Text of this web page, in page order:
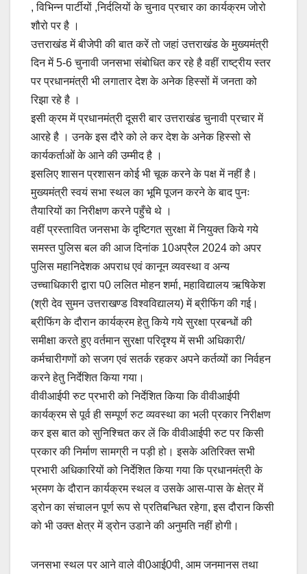
, विभिन्न पार्टीयों ,निर्दलियों के चुनाव प्रचार का कार्यक्रम जोरो
शौरो पर है ।
उत्तराखंड में बीजेपी की बात करें तो जहां उत्तराखंड के मुख्यमंत्री
दिन में 5-6 चुनावी जनसभा संबोधित कर रहे है वहीं राष्ट्रीय स्तर
पर प्रधानमंत्री भी लगातार देश के अनेक हिस्सों में जनता को
रिझा रहे है ।
इसी क्रम में प्रधानमंत्री दूसरी बार उत्तराखंड चुनावी प्रचार में
आरहे है । उनके इस दौरे को ले कर देश के अनेक हिस्सो से
कार्यकर्ताओं के आने की उम्मीद है ।
इसलिए शासन प्रशासन कोई भी चूक करने के पक्ष में नहीं है।
मुख्यमंत्री स्वयं सभा स्थल का भूमि पूजन करने के बाद पुनः
तैयारियों का निरीक्षण करने पहुँचे थे ।
वहीं प्रस्तावित जनसभा के दृष्टिगत सुरक्षा में नियुक्त किये गये
समस्त पुलिस बल की आज दिनांक 10अप्रैल 2024 को अपर
पुलिस महानिदेशक अपराध एवं कानून व्यवस्था व अन्य
उच्चाधिकारी द्वारा प0 ललित मोहन शर्मा, महाविद्यालय ऋषिकेश
(श्री देव सुमन उत्तराखण्ड विश्वविद्यालय) में ब्रीफिंग की गई।
ब्रीफिंग के दौरान कार्यक्रम हेतु किये गये सुरक्षा प्रबन्धों की
समीक्षा करते हुए वर्तमान सुरक्षा परिदृश्य में सभी अधिकारी/
कर्मचारीगणों को सजग एवं सतर्क रहकर अपने कर्तव्यों का निर्वहन
करने हेतु निर्देशित किया गया।
वीवीआईपी रुट प्रभारी को निर्देशित किया कि वीवीआईपी
कार्यक्रम से पूर्व ही सम्पूर्ण रुट व्यवस्था का भली प्रकार निरीक्षण
कर इस बात को सुनिश्चित कर लें कि वीवीआईपी रुट पर किसी
प्रकार की निर्माण सामग्री न पड़ी हो। इसके अतिरिक्त सभी
प्रभारी अधिकारियों को निर्देशित किया गया कि प्रधानमंत्री के
भ्रमण के दौरान कार्यक्रम स्थल व उसके आस-पास के क्षेत्र में
ड्रोन का संचालन पूर्ण रूप से प्रतिबन्धित रहेगा, इस दौरान किसी
को भी उक्त क्षेत्र में ड्रोन उडाने की अनुमति नहीं होगी।
जनसभा स्थल पर आने वाले वी0आई0पी, आम जनमानस तथा